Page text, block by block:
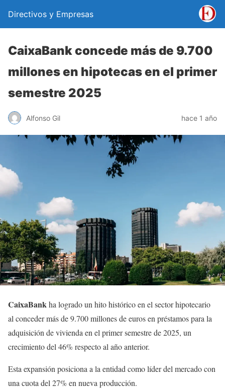
Directivos y Empresas
CaixaBank concede más de 9.700
millones en hipotecas en el primer
semestre 2025
Alfonso Gil hace 1 año
CaixaBankha logrado un hito histórico en el sector hipotecario
al conceder más de 9.700 millones de euros en préstamos para la
adquisición de vivienda en el primer semestre de 2025, un
crecimiento del 46% respecto al año anterior.
Esta expansión posiciona a la entidad como líder del mercado con
una cuota del 27% en nueva producción.